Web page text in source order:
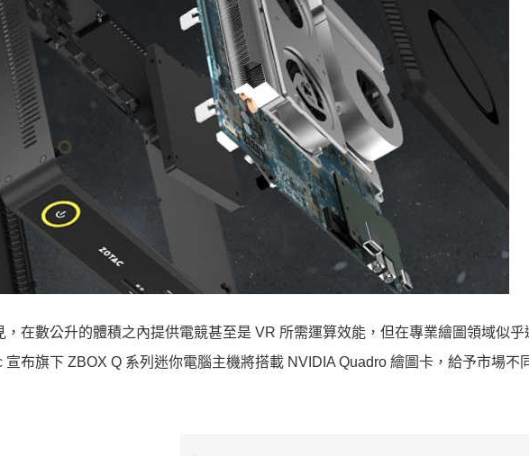
在數公升的體積之內提供電競甚至是 VR 所需運算效能，但在專業繪圖領域似乎
布旗下 ZBOX Q 系列迷你電腦主機將搭載 NVIDIA Quadro 繪圖卡，給予市場不